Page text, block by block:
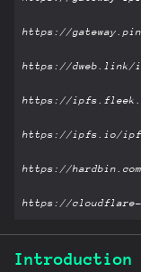
Introduction